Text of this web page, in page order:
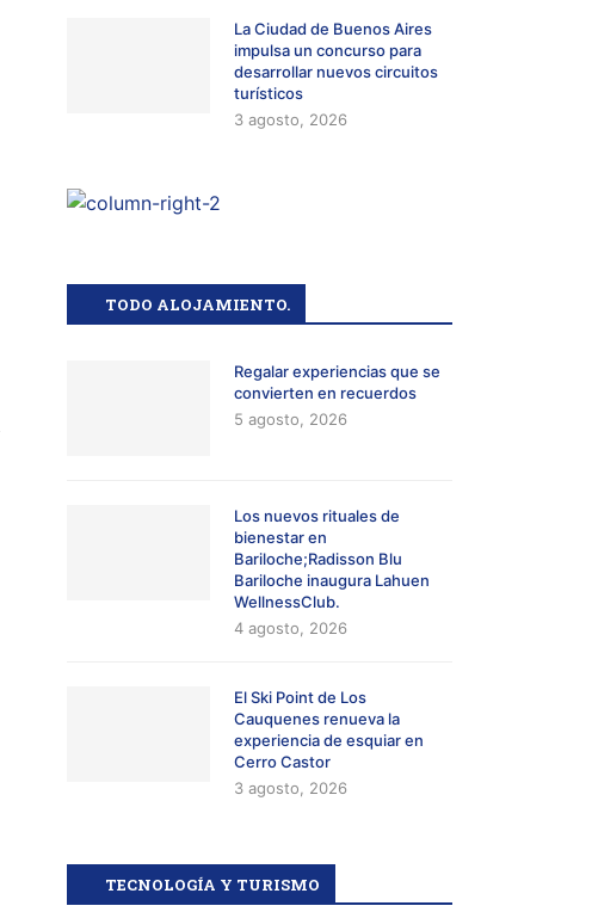
La Ciudad de Buenos Aires
impulsa un concurso para
desarrollar nuevos circuitos
turísticos
3 agosto, 2026
TODO ALOJAMIENTO.
Regalar experiencias que se
convierten en recuerdos
5 agosto, 2026
Los nuevos rituales de
bienestar en
Bariloche;Radisson Blu
Bariloche inaugura Lahuen
WellnessClub.
4 agosto, 2026
El Ski Point de Los
Cauquenes renueva la
experiencia de esquiar en
Cerro Castor
3 agosto, 2026
TECNOLOGÍA Y TURISMO